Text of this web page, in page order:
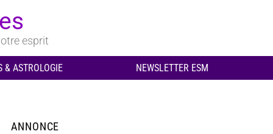
esprit
& ASTROLOGIE NEWSLETTER ESM
ANNONCE